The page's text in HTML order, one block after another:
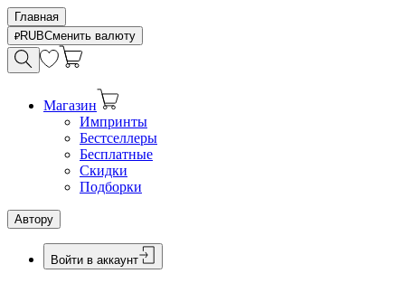
Главная
RUBСменить валюту
Магазин
Импринты
Бестселлеры
Бесплатные
Скидки
Подборки
Автору
Войти в аккаунт